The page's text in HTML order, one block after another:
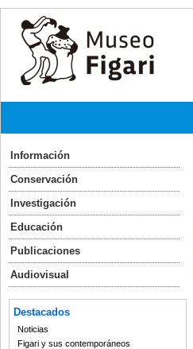
Información
Conservación
Investigación
Educación
Publicaciones
Audiovisual
Destacados
Noticias
Figari y sus contemporáneos